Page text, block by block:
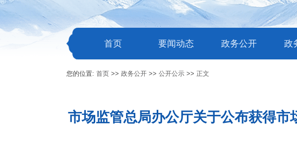
首页 要闻动态 政务公开 政
您的位置:首页 >>政务公开 >>公开公示 >>正文
市场监管总局办公厅关于公布获得